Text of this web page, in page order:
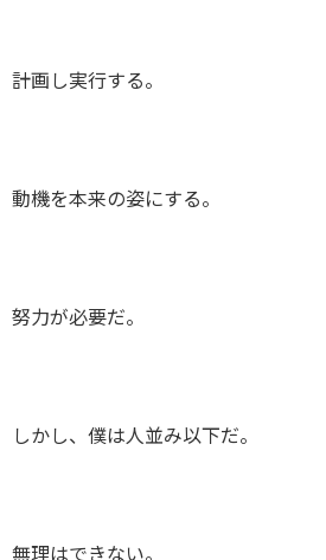
計画し実行する。
動機を本来の姿にする。
努力が必要だ。
しかし、僕は人並み以下だ。
無理はできない。